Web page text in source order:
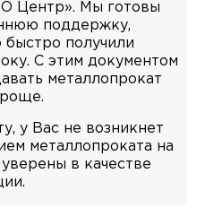
Центр». Мы готовы
поддержку,
получили
С этим документом
металлопрокат
у Вас не возникнет
металлопроката на
в качестве